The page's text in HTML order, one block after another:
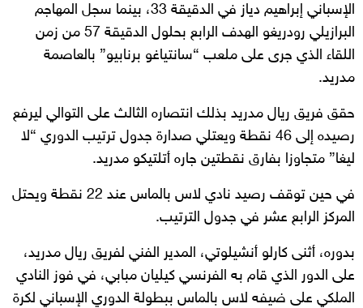
الإسباني إبراهيم دياز في الدقيقة 33، بينما سجل المهاجم
البرازيلي رودريغو الهدف الرابع بحلول الدقيقة 57 من زمن
اللقاء الذي جرى على ملعب “سانتياغو برنابيو” بالعاصمة
مدريد.
حقق فريق ريال مدريد بذلك انتصاره الثالث على التوالي ليرفع
رصيده إلى 46 نقطة ويعتلي صدارة جدول ترتيب الدوري “لا
ليغا” متجاوزا بفارق نقطتين جاره أتلتيكو مدريد.
في حين توقف رصيد نادي لاس بالماس عند 22 نقطة ويحتل
المركز الرابع عشر في جدول الترتيب.
بدوره، أثنى كارلو أنشيلوتي، المدير الفني لفريق ريال مدريد،
على الدور الذي قام به الفرنسي كيليان مبابي، في فوز النادي
الملكي على ضيفه لاس بالماس ببطولة الدوري الإسباني لكرة